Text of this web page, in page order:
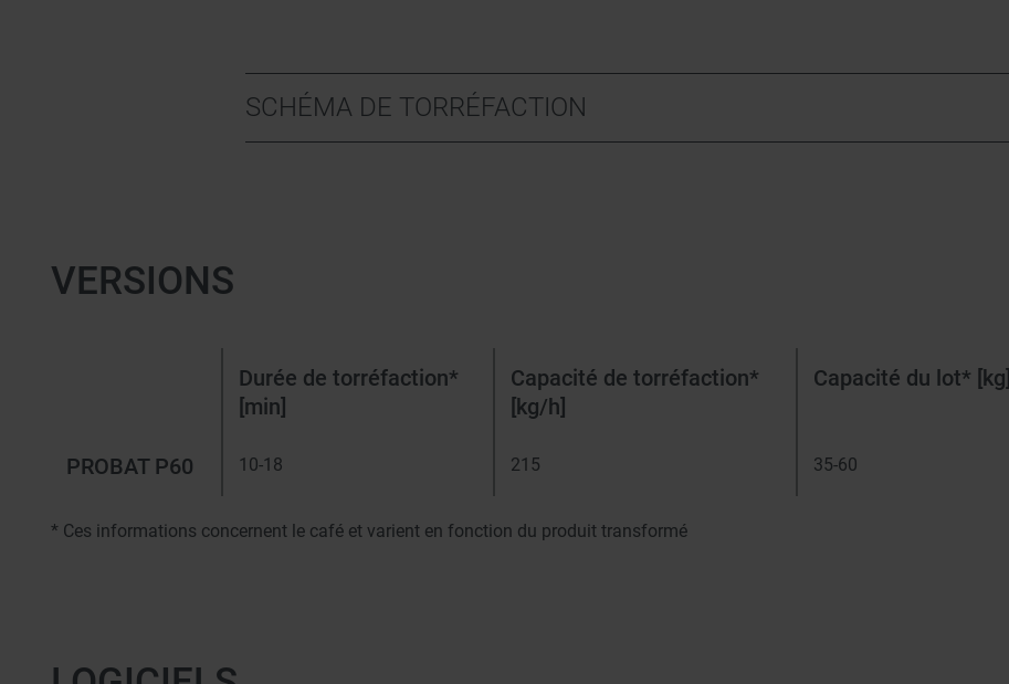
SCHÉMA DE TORRÉFACTION
VERSIONS
Durée de torréfaction*
[min]
Capacité de torréfaction*
[kg/h]
Capacité du lot* [kg]
PROBAT P60 10-18 215 35-60
* Ces informations concernent le café et varient en fonction du produit transformé